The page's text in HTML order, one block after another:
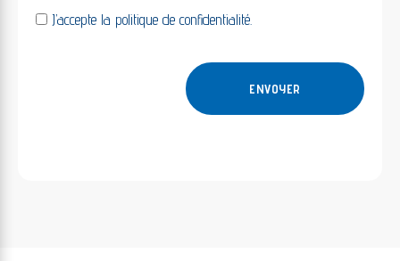
J’accepte la politique de confidentialité.